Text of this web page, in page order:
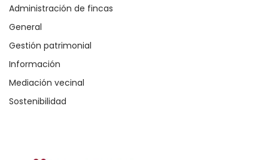
Administración de fincas
General
Gestión patrimonial
Información
Mediación vecinal
Sostenibilidad